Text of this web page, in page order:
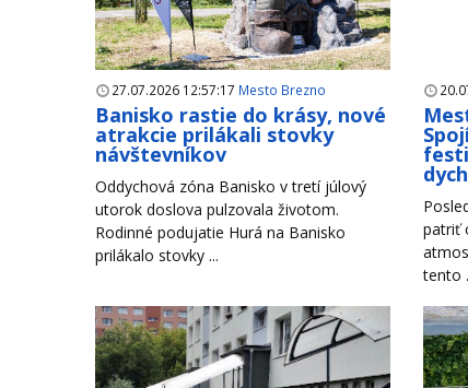
27.07.2026 12:57:17 Mesto Brezno
Banisko rastie do krásy, nové
atrakcie prilákali stovky
návštevníkov
Oddychová zóna Banisko v tretí júlový
utorok doslova pulzovala životom.
Rodinné podujatie Hurá na Banisko
prilákalo stovky ...
patriť
tento